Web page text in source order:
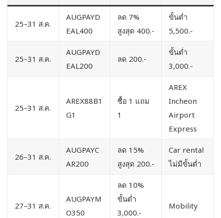
25–31 ส.ค.
AUGPAYD
EAL400
ลด 7%
สูงสุด 400.-
ขั้นต่ำ
5,500.-
25–31 ส.ค.
AUGPAYD
EAL200
ลด 200.-
ขั้นต่ำ
3,000.-
25–31 ส.ค.
AREX88B1
G1
ซื้อ 1 แถม
1
AREX
Incheon
Airport
Express
26–31 ส.ค.
AUGPAYC
AR200
ลด 15%
สูงสุด 200.-
Car rental
ไม่มีขั้นต่ำ
27–31 ส.ค.
AUGPAYM
O350
ลด 10%
ขั้นต่ำ
3,000.-
Mobility